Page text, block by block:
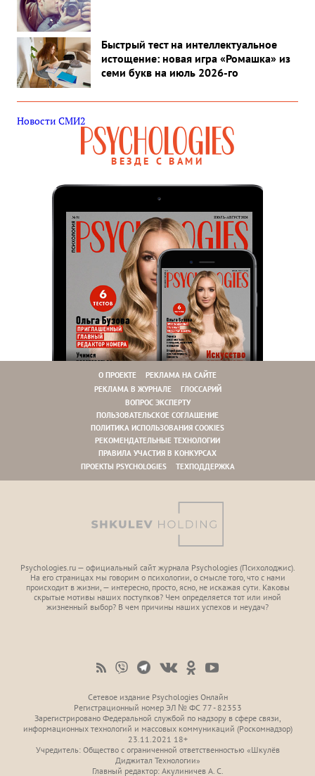
Быстрый тест на интеллектуальное
истощение: новая игра «Ромашка» из
семи букв на июль 2026-го
Новости СМИ2
ВЕЗДЕ С ВАМИ
О ПРОЕКТЕ
РЕКЛАМА НА САЙТЕ
РЕКЛАМА В ЖУРНАЛЕ
ГЛОССАРИЙ
ВОПРОС ЭКСПЕРТУ
ПОЛЬЗОВАТЕЛЬСКОЕ СОГЛАШЕНИЕ
ПОЛИТИКА ИСПОЛЬЗОВАНИЯ COOKIES
РЕКОМЕНДАТЕЛЬНЫЕ ТЕХНОЛОГИИ
ПРАВИЛА УЧАСТИЯ В КОНКУРСАХ
ПРОЕКТЫ PSYCHOLOGIES
ТЕХПОДДЕРЖКА
Psychologies.ru — официальный сайт журнала Psychologies (Психoлоджиc).
На его страницах мы говорим о психологии, о смысле того, что с нами
происходит в жизни, — интересно, просто, ясно, не искажая сути. Каковы
скрытые мотивы наших поступков? Чем определяется тот или иной
жизненный выбор? В чем причины наших успехов и неудач?
Сетевое издание Psychologies Онлайн
Регистрационный номер ЭЛ № ФС 77 - 82353
Зарегистрировано Федеральной службой по надзору в сфере связи,
информационных технологий и массовых коммуникаций (Роскомнадзор)
23.11.2021 18+
Учредитель: Общество с ограниченной ответственностью «Шкулёв
Диджитал Технологии»
Главный редактор: Акулиничев А. С.